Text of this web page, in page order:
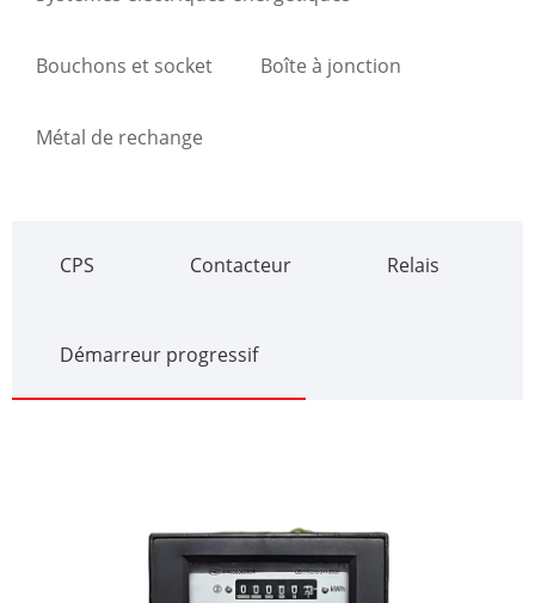
Bouchons et socket Boîte à jonction
Métal de rechange
CPS Contacteur Relais
Démarreur progressif